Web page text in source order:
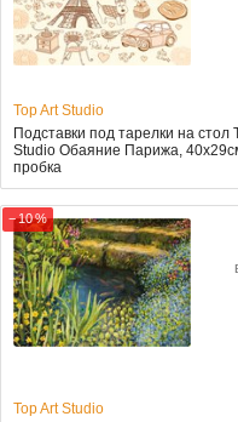
Top Art Studio
Подставки под тарелки на стол
Studio Обаяние Парижа,
пробка
− 10 %
Top Art Studio